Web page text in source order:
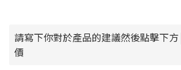
請寫下你對於產品的建議然後點擊下方
價